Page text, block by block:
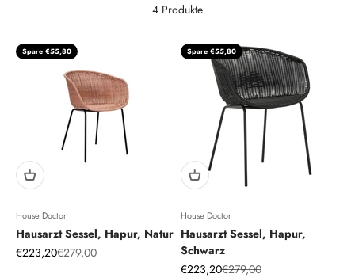
4 Produkte
Spare €55,80
House Doctor
Hausarzt Sessel, Hapur, Natur
Angebot
€223,20Regulärer Preis
€279,00
Spare €55,80
House Doctor
Hausarzt Sessel, Hapur,
Schwarz
Angebot
€223,20Regulärer Preis
€279,00